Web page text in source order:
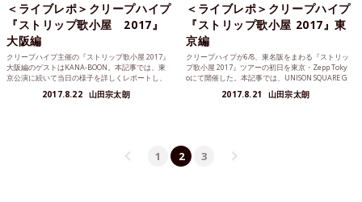
＜ライブレポ＞クリープハイプ
『ストリップ歌小屋 2017』
大阪編
クリープハイプ主催の『ストリップ歌小屋 2017』
大阪編のゲストはKANA-BOON。本記事では、東
京公演に続いて当日の様子を詳しくレポートし、
東京公演と大阪公演の違いについても触れてい
2017.8.22 山田宗太朗
＜ライブレポ＞クリープハイプ
『ストリップ歌小屋 2017』東
京編
クリープハイプが6/8、東名阪をまわる『ストリッ
プ歌小屋 2017』ツアーの初日を東京・Zepp Toky
oにて開催した。本記事では、UNISON SQUARE G
ARDENを迎えた初日の様子をお届けします。
2017.8.21 山田宗太朗
1 2 3